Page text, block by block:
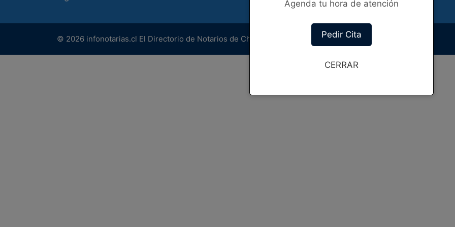
© 2026 infonotarias.cl El Directorio de Notarios de Chile y Conservadores
Agenda tu hora de atención
Pedir Cita
CERRAR